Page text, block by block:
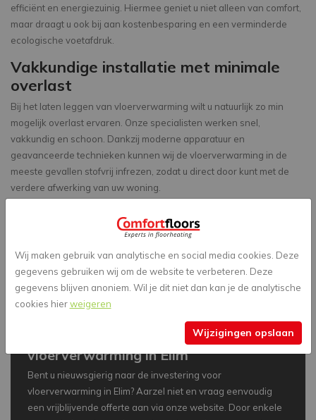
efficiënt en energiezuinig. Hiermee geniet u niet alleen van comfort,
maar draagt u ook bij aan kostenbesparing en een verminderde
ecologische voetafdruk.
Vakkundige installatie met minimale
overlast
Bij het laten leggen van vloerverwarming wilt u natuurlijk zo min
mogelijk overlast ervaren. Onze specialisten werken snel,
vakkundig en schoon. Dankzij moderne apparatuur en
geavanceerde technieken kunnen wij de vloerverwarming in de
meeste gevallen stofvrij infrezen, zodat u direct door kunt met de
verdere afwerking van uw woning.
Diensten in de regio
ComfortFloors bedient niet alleen Elim, maar ook omliggende
plaatsen zoals Hollandscheveld De Krim Schuinesloot Dalen, en
meer. Onze energiebesparende vloerverwarmingssystemen zijn
een gewilde keuze in deze regio.
Een vrijblijvende offerte voor
vloerverwarming in Elim
Bent u nieuwsgierig naar de investering voor
vloerverwarming in Elim? Aarzel niet en vraag eenvoudig
een vrijblijvende offerte aan via onze website. Door enkele
Wij maken gebruik van analytische en social media cookies. Deze
gegevens gebruiken wij om de website te verbeteren. Deze
gegevens blijven anoniem. Wil je dit niet dan kan je de analytische
cookies hierweigeren
Wijzigingen opslaan